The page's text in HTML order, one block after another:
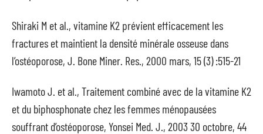
Shiraki M et al., vitamine K2 prévient efficacement les
fractures et maintient la densité minérale osseuse dans
l’ostéoporose, J. Bone Miner. Res., 2000 mars, 15 (3) :515-21
Iwamoto J. et al., Traitement combiné avec de la vitamine K2
et du biphosphonate chez les femmes ménopausées
souffrant d’ostéoporose, Yonsei Med. J., 2003 30 octobre, 44